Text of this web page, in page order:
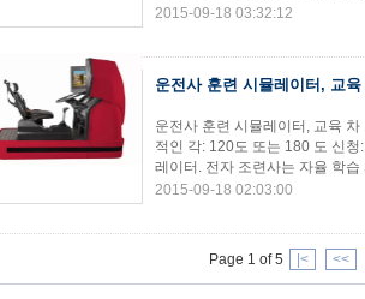
2015-09-18 03:32:12
운전사 훈련 시뮬레이터, 교
운전사 훈련 시뮬레이터, 교육
적인 각: 120도 또는 180 도 신
레이터. 전자 조련사는 자율 학습
2015-09-18 02:03:00
Page 1 of 5 |< <<